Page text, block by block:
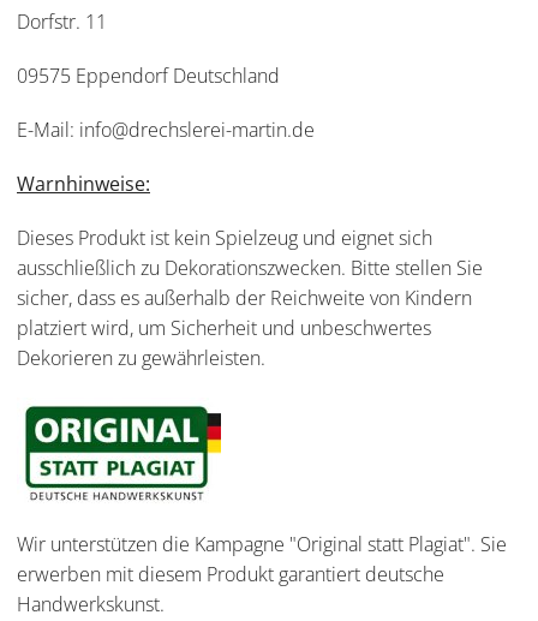
Dorfstr. 11
09575 Eppendorf Deutschland
E-Mail: info@drechslerei-martin.de
Warnhinweise:
Dieses Produkt ist kein Spielzeug und eignet sich
ausschließlich zu Dekorationszwecken. Bitte stellen Sie
sicher, dass es außerhalb der Reichweite von Kindern
platziert wird, um Sicherheit und unbeschwertes
Dekorieren zu gewährleisten.
Wir unterstützen die Kampagne "Original statt Plagiat". Sie
erwerben mit diesem Produkt garantiert deutsche
Handwerkskunst.